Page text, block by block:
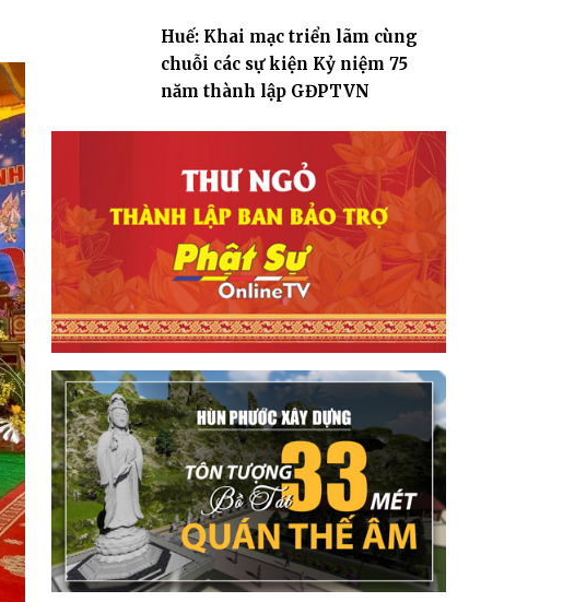
Huế: Khai mạc triển lãm cùng
chuỗi các sự kiện Kỷ niệm 75
năm thành lập GĐPTVN